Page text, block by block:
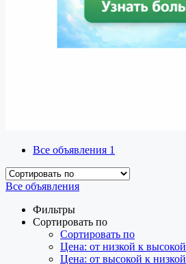
Все объявления 1
Все объявления
Фильтры
Сортировать по
Сортировать по
Цена: от низкой к высокой
Цена: от высокой к низкой